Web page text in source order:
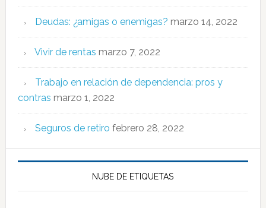
Deudas: ¿amigas o enemigas? marzo 14, 2022
Vivir de rentas marzo 7, 2022
Trabajo en relación de dependencia: pros y
contras marzo 1, 2022
Seguros de retiro febrero 28, 2022
NUBE DE ETIQUETAS